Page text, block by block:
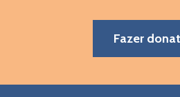
Fazer